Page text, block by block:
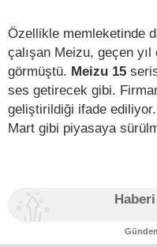
Özellikle memleketinde
çalışan Meizu, geçen yıl
görmüştü. Meizu 15
ses getirecek gibi.
geliştirildiği ifade ediliyor.
Mart gibi piyasaya